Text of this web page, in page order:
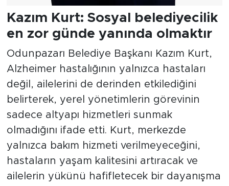
Kazım Kurt: Sosyal belediyecilik
en zor günde yanında olmaktır
Odunpazarı Belediye Başkanı Kazım Kurt,
Alzheimer hastalığının yalnızca hastaları
değil, ailelerini de derinden etkilediğini
belirterek, yerel yönetimlerin görevinin
sadece altyapı hizmetleri sunmak
olmadığını ifade etti. Kurt, merkezde
yalnızca bakım hizmeti verilmeyeceğini,
hastaların yaşam kalitesini artıracak ve
ailelerin yükünü hafifletecek bir dayanışma